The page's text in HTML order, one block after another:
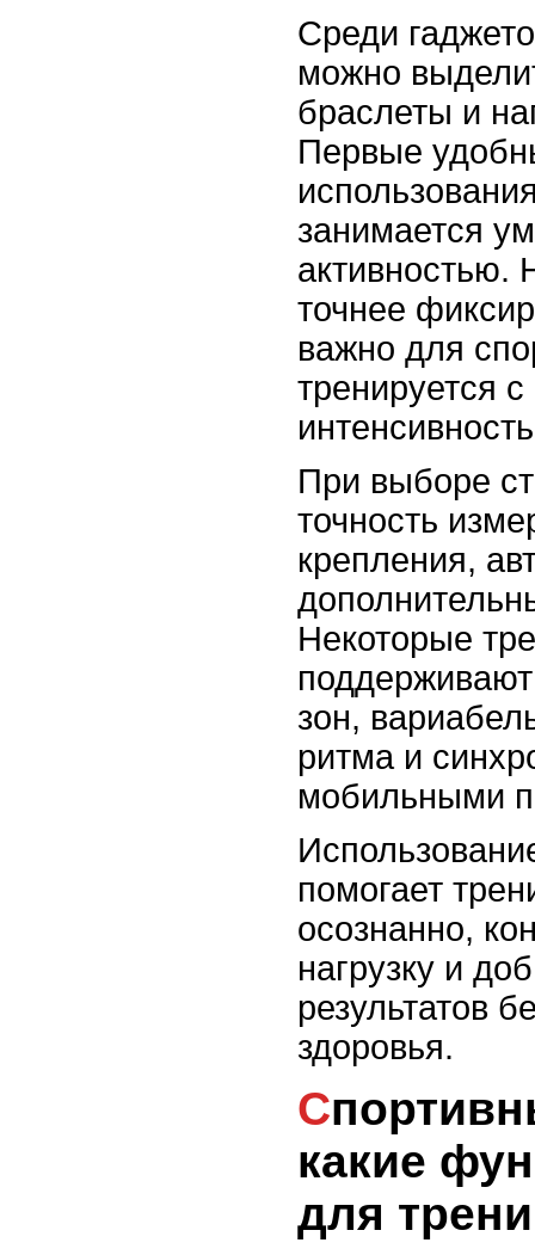
Среди
можно
браслеты и
Первые
занимается
активностью.
точнее
важно для
тренируется
При выборе
точность
крепления,
Некоторые
зон,
ритма и
мобильными
помогает
осознанно,
нагрузку и
результатов
здоровья.
Спортивные наушники:
какие
для